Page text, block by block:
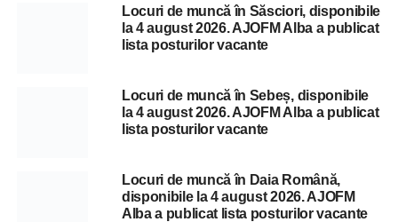
Locuri de muncă în Săsciori, disponibile
la 4 august 2026. AJOFM Alba a publicat
lista posturilor vacante
Locuri de muncă în Sebeș, disponibile
la 4 august 2026. AJOFM Alba a publicat
lista posturilor vacante
Locuri de muncă în Daia Română,
disponibile la 4 august 2026. AJOFM
Alba a publicat lista posturilor vacante